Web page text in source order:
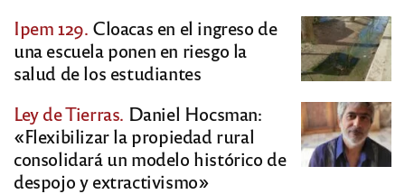
Ipem 129. Cloacas en el ingreso de
una escuela ponen en riesgo la
salud de los estudiantes
Ley de Tierras. Daniel Hocsman:
«Flexibilizar la propiedad rural
consolidará un modelo histórico de
despojo y extractivismo»